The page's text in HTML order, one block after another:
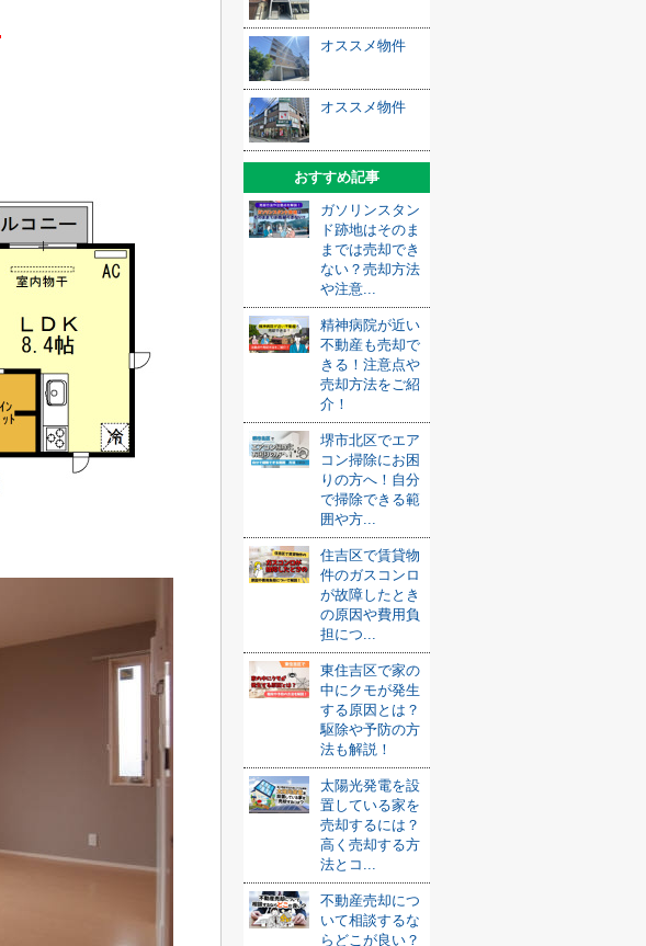
オススメ物件
オススメ物件
おすすめ記事
ガソリンスタン
ド跡地はそのま
までは売却でき
ない？売却方法
や注意...
精神病院が近い
不動産も売却で
きる！注意点や
売却方法をご紹
介！
堺市北区でエア
コン掃除にお困
りの方へ！自分
で掃除できる範
囲や方...
住吉区で賃貸物
件のガスコンロ
が故障したとき
の原因や費用負
担につ...
東住吉区で家の
中にクモが発生
する原因とは？
駆除や予防の方
法も解説！
太陽光発電を設
置している家を
売却するには？
高く売却する方
法とコ...
不動産売却につ
いて相談するな
らどこが良い？